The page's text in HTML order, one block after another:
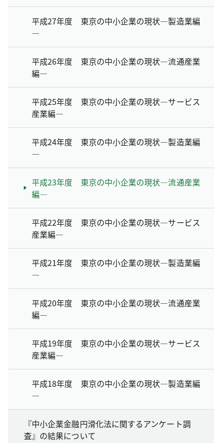
平成27年度 東京の中小企業の現状―製造業編
―
平成26年度 東京の中小企業の現状―流通産業
編―
平成25年度 東京の中小企業の現状―サービス
産業編―
平成24年度 東京の中小企業の現状―製造業編
―
平成23年度 東京の中小企業の現状―流通産業
編―
平成22年度 東京の中小企業の現状―サービス
産業編―
平成21年度 東京の中小企業の現状―製造業編
―
平成20年度 東京の中小企業の現状―流通産業
編―
平成19年度 東京の中小企業の現状―サービス
産業編―
平成18年度 東京の中小企業の現状―製造業編
―
『中小企業金融円滑化法に関するアンケート調
査』の結果について